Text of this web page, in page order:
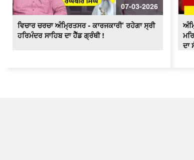
07-03-2026
ਵਿਚਾਰ ਚਰਚਾ ਅੰਮ੍ਰਿਤਸਰ - ਕਾਰਜਕਾਰੀ’ ਰਹੇਗਾ ਸ੍ਰੀ
ਹਰਿਮੰਦਰ ਸਾਹਿਬ ਦਾ ਹੈੱਡ ਗ੍ਰੰਥੀ !
ਦਾ